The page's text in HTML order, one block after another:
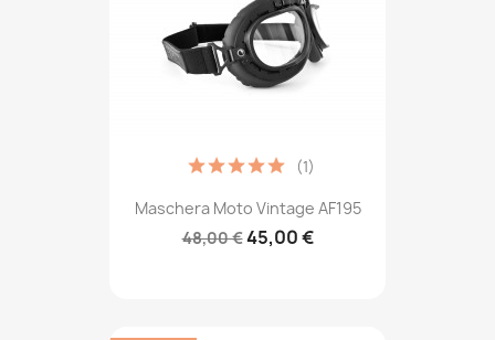
Maschera Moto Vintage AF195
48,00 €45,00 €
(1)